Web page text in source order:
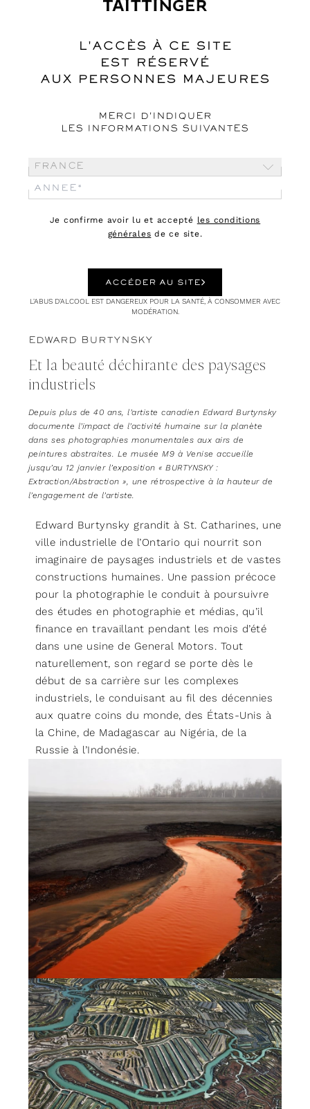
L'ACCÈS À CE SITE
EST RÉSERVÉ
AUX PERSONNES MAJEURES
MERCI D'INDIQUER
LES INFORMATIONS SUIVANTES
France
Je confirme avoir lu et accepté les conditions
générales de ce site.
ACCÉDER AU SITE
L'ABUS D'ALCOOL EST DANGEREUX POUR LA SANTÉ, À CONSOMMER AVEC
MODÉRATION.
10.07.24 CULTURE
EDWARD BURTYNSKY
Et la beauté déchirante des paysages
industriels
Depuis plus de 40 ans, l’artiste canadien Edward Burtynsky
documente l’impact de l’activité humaine sur la planète
dans ses photographies monumentales aux airs de
peintures abstraites. Le musée M9 à Venise accueille
jusqu’au 12 janvier l’exposition « BURTYNSKY :
Extraction/Abstraction », une rétrospective à la hauteur de
l’engagement de l’artiste.
Edward Burtynsky grandit à St. Catharines, une
ville industrielle de l’Ontario qui nourrit son
imaginaire de paysages industriels et de vastes
constructions humaines. Une passion précoce
pour la photographie le conduit à poursuivre
des études en photographie et médias, qu’il
finance en travaillant pendant les mois d’été
dans une usine de General Motors. Tout
naturellement, son regard se porte dès le
début de sa carrière sur les complexes
industriels, le conduisant au fil des décennies
aux quatre coins du monde, des États-Unis à
la Chine, de Madagascar au Nigéria, de la
Russie à l’Indonésie.
Nickel Tailings #34, Sudbury, Ontario, Canada, 1996. Photo
© Edward Burtynsky, avec l’aimable autorisation de la
Flowers Gallery, Londres.